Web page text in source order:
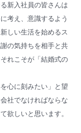
新入社員の皆さんは
考え、意識するよう
しい生活を始めるス
の気持ちを相手と共
れこそが「結婚式の
心に刻みたい」と望
社でなければならな
欲しいと思います。